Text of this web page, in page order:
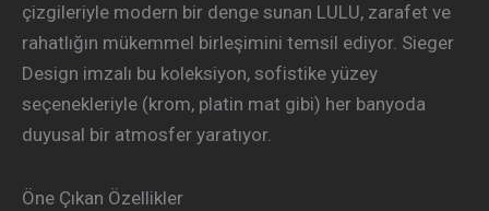
çizgileriyle modern bir denge sunan LULU, zarafet ve
rahatlığın mükemmel birleşimini temsil ediyor. Sieger
Design imzalı bu koleksiyon, sofistike yüzey
seçenekleriyle (krom, platin mat gibi) her banyoda
duyusal bir atmosfer yaratıyor.
Öne Çıkan Özellikler